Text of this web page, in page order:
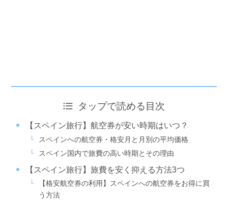
タップで読める目次
【スペイン旅行】航空券が安い時期はいつ？
スペインへの航空券・格安月と月別の平均価格
スペイン国内で旅費の高い時期とその理由
【スペイン旅行】旅費を安く抑える方法3つ
【格安航空券の利用】スペインへの航空券をお得に買
う方法